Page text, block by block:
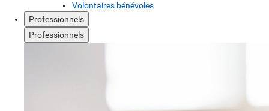
Volontaires bénévoles
Professionnels
Professionnels